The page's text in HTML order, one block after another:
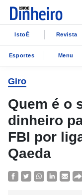
IstoÉ Revista
Esportes Menu
Giro
Quem é o
dinheiro
FBI por
Qaeda